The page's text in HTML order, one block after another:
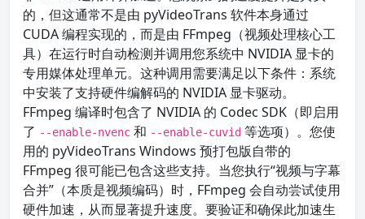
的，但这通常不是由 pyVideoTrans 软件本身通过
CUDA 编程实现的，而是由 FFmpeg（视频处理核心工
具）在运行时自动检测并调用您系统中 NVIDIA 显卡的
专用媒体处理单元。这种调用需要满足以下条件：系统
中安装了支持硬件编解码的 NVIDIA 显卡驱动。
FFmpeg 编译时包含了 NVIDIA 的 Codec SDK（即启用
了 --enable-nvenc 和 --enable-cuvid 等选项）。您使
用的 pyVideoTrans Windows 预打包版自带的
FFmpeg 很可能已包含这些支持。当您执行“视频与字幕
合并”（本质是视频编码）时，FFmpeg 会自动尝试使用
硬件加速，从而显著提升速度。要验证和确保此加速生